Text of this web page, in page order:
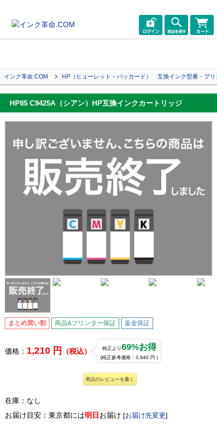
インク革命.COM HP（ヒューレット・パッカード） 互換インク型番・プリ
HP85 C9425A（シアン）HP互換インクカートリッジ
まとめ買い割 商品&プリンター保証 返金保証
価格： 1,210 円 （税込） 純正より69%お得
(純正参考価格：3,940 円 )
商品のレビューを書く
在庫：なし
お届け目安：東京都には明日 お届け [お届け先変更]